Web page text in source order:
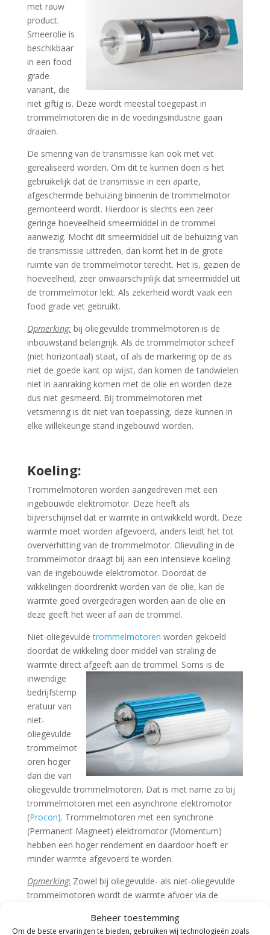
Beheer toestemming
Om de beste ervaringen te bieden, gebruiken wij technologieën zoals
met rauw
product.
Smeerolie is
beschikbaar
in een food
grade
variant, die
niet giftig is. Deze wordt meestal toegepast in
trommelmotoren die in de voedingsindustrie gaan
draaien.
De smering van de transmissie kan ook met vet
gerealiseerd worden. Om dit te kunnen doen is het
gebruikelijk dat de transmissie in een aparte,
afgeschermde behuizing binnenin de trommelmotor
gemonteerd wordt. Hierdoor is slechts een zeer
geringe hoeveelheid smeermiddel in de trommel
aanwezig. Mocht dit smeermiddel uit de behuizing van
de transmissie uittreden, dan komt het in de grote
ruimte van de trommelmotor terecht. Het is, gezien de
hoeveelheid, zeer onwaarschijnlijk dat smeermiddel uit
de trommelmotor lekt. Als zekerheid wordt vaak een
food grade vet gebruikt.
Opmerking: bij oliegevulde trommelmotoren is de
inbouwstand belangrijk. Als de trommelmotor scheef
(niet horizontaal) staat, of als de markering op de as
niet de goede kant op wijst, dan komen de tandwielen
niet in aanraking komen met de olie en worden deze
dus niet gesmeerd. Bij trommelmotoren met
vetsmering is dit niet van toepassing, deze kunnen in
elke willekeurige stand ingebouwd worden.
Koeling:
Trommelmotoren worden aangedreven met een
ingebouwde elektromotor. Deze heeft als
bijverschijnsel dat er warmte in ontwikkeld wordt. Deze
warmte moet worden afgevoerd, anders leidt het tot
oververhitting van de trommelmotor. Olievulling in de
trommelmotor draagt bij aan een intensieve koeling
van de ingebouwde elektromotor. Doordat de
wikkelingen doordrenkt worden van de olie, kan de
warmte goed overgedragen worden aan de olie en
deze geeft het weer af aan de trommel.
Niet-oliegevuldetrommelmotoren worden gekoeld
doordat de wikkeling door middel van straling de
warmte direct afgeeft aan de trommel. Soms is de
inwendige
bedrijfstemp
eratuur van
niet-
oliegevulde
trommelmot
oren hoger
dan die van
oliegevulde trommelmotoren. Dat is met name zo bij
trommelmotoren met een asynchrone elektromotor
(Procon). Trommelmotoren met een synchrone
(Permanent Magneet) elektromotor (Momentum)
hebben een hoger rendement en daardoor hoeft er
minder warmte afgevoerd te worden.
Opmerking: Zowel bij oliegevulde- als niet-oliegevulde
trommelmotoren wordt de warmte afvoer via de
warmte afvoer kan verminderd worden doordat de